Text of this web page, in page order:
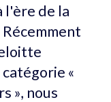
l'ère de la
«
», nous